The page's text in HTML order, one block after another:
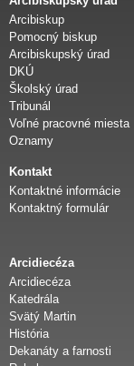
n
k
y
Arcibiskup
Pomocný biskup
Arcibiskupský úrad
DKÚ
Školský úrad
Tribunál
Voľné pracovné miesta
Oznamy
Kontakt
Kontaktné informácie
Kontaktný formulár
Arcidiecéza
Arcidiecéza
Katedrála
Svätý Martin
História
Dekanáty a farnosti